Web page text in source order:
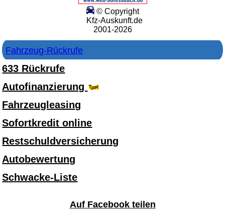
© Copyright
Kfz-Auskunft.de
2001-2026
Fahrzeug-Rückrufe
633 Rückrufe
Autofinanzierung
Fahrzeugleasing
Sofortkredit online
Restschuldversicherung
Autobewertung
Schwacke-Liste
Auf Facebook teilen